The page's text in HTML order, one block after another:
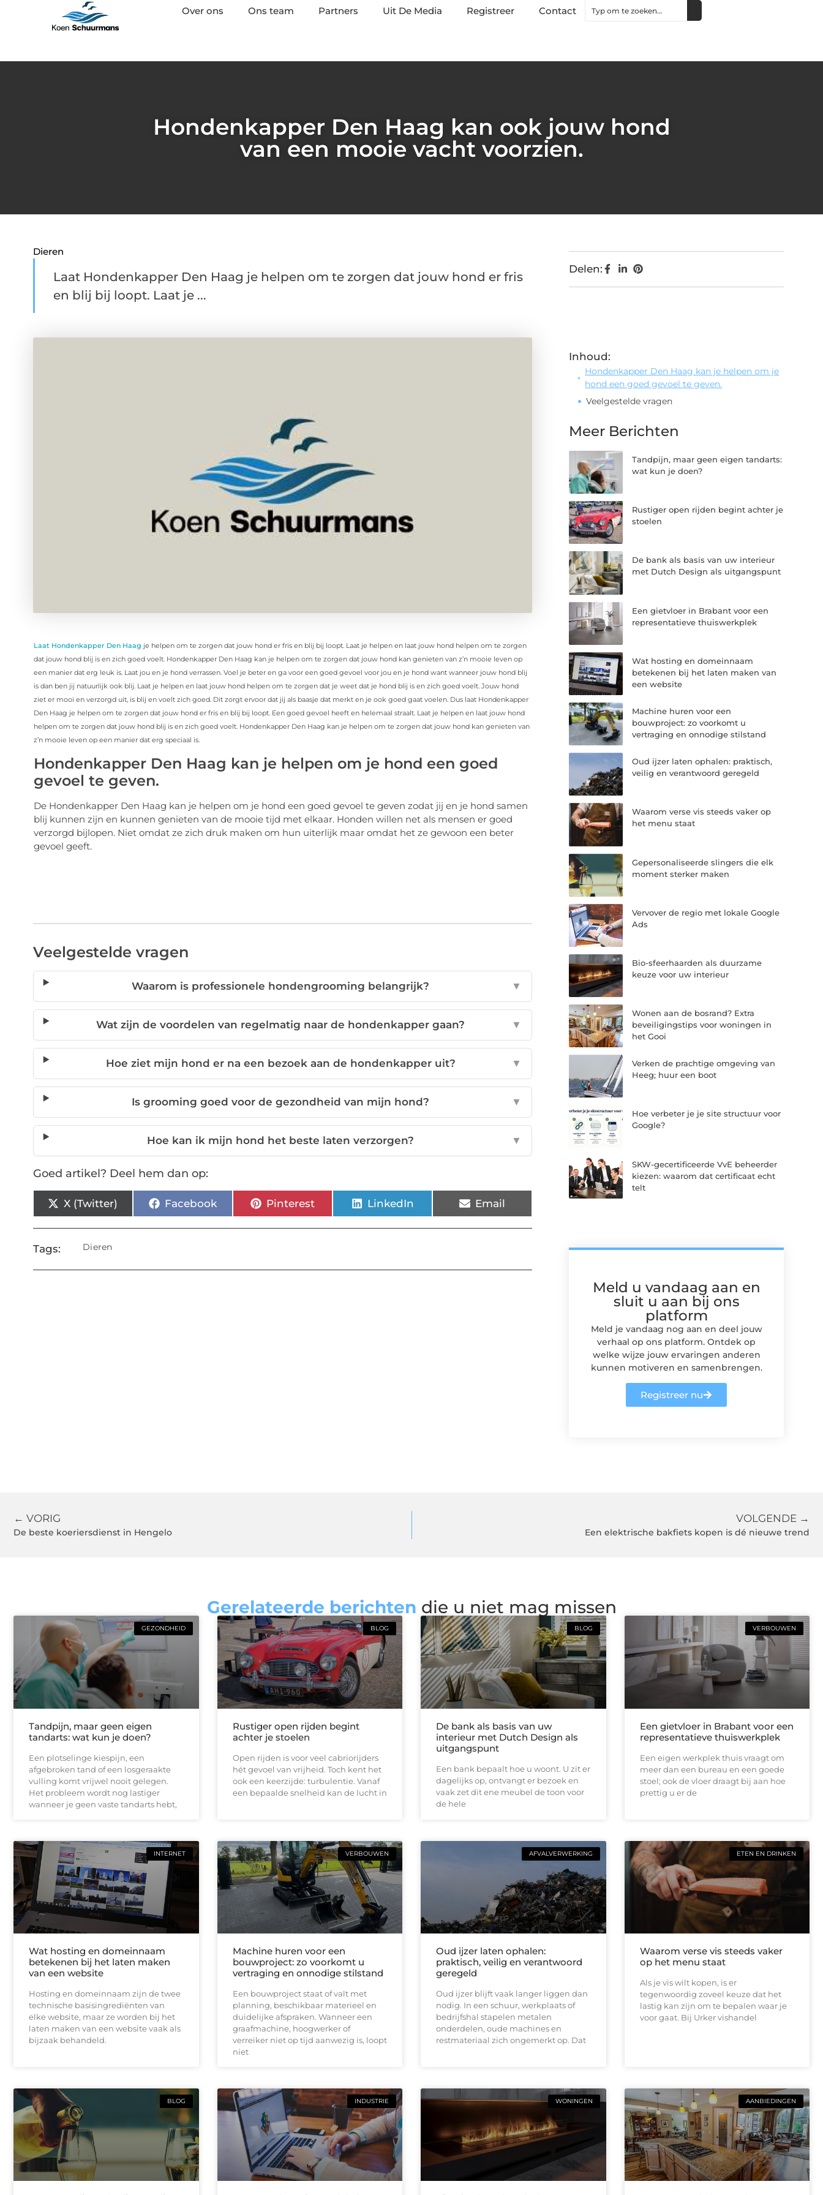
Over ons Ons team Partners Uit De Media Registreer Contact
Hondenkapper Den Haag kan ook jouw hond
van een mooie vacht voorzien.
Dieren
Laat Hondenkapper Den Haag je helpen om te zorgen dat jouw hond er fris
en blij bij loopt. Laat je ...
Laat Hondenkapper Den Haag je helpen om te zorgen dat jouw hond er fris en blij bij loopt. Laat je helpen en laat jouw hond helpen om te zorgen
dat jouw hond blij is en zich goed voelt. Hondenkapper Den Haag kan je helpen om te zorgen dat jouw hond kan genieten van z’n mooie leven op
een manier dat erg leuk is. Laat jou en je hond verrassen. Voel je beter en ga voor een goed gevoel voor jou en je hond want wanneer jouw hond blij
is dan ben jij natuurlijk ook blij. Laat je helpen en laat jouw hond helpen om te zorgen dat je weet dat je hond blij is en zich goed voelt. Jouw hond
ziet er mooi en verzorgd uit, is blij en voelt zich goed. Dit zorgt ervoor dat jij als baasje dat merkt en je ook goed gaat voelen. Dus laat Hondenkapper
Den Haag je helpen om te zorgen dat jouw hond er fris en blij bij loopt. Een goed gevoel heeft en helemaal straalt. Laat je helpen en laat jouw hond
helpen om te zorgen dat jouw hond blij is en zich goed voelt. Hondenkapper Den Haag kan je helpen om te zorgen dat jouw hond kan genieten van
z’n mooie leven op een manier dat erg speciaal is.
Hondenkapper Den Haag kan je helpen om je hond een goed
gevoel te geven.
De Hondenkapper Den Haag kan je helpen om je hond een goed gevoel te geven zodat jij en je hond samen
blij kunnen zijn en kunnen genieten van de mooie tijd met elkaar. Honden willen net als mensen er goed
verzorgd bijlopen. Niet omdat ze zich druk maken om hun uiterlijk maar omdat het ze gewoon een beter
gevoel geeft.
Veelgestelde vragen
Waarom is professionele hondengrooming belangrijk? ▼
Wat zijn de voordelen van regelmatig naar de hondenkapper gaan? ▼
Hoe ziet mijn hond er na een bezoek aan de hondenkapper uit? ▼
Is grooming goed voor de gezondheid van mijn hond? ▼
Hoe kan ik mijn hond het beste laten verzorgen? ▼
Goed artikel? Deel hem dan op:
X (Twitter) Facebook Pinterest LinkedIn Email
Tags: Dieren
Delen:
Inhoud:
Hondenkapper Den Haag kan je helpen om je
hond een goed gevoel te geven.
Veelgestelde vragen
Meer Berichten
Tandpijn, maar geen eigen tandarts:
wat kun je doen?
Rustiger open rijden begint achter je
stoelen
De bank als basis van uw interieur
met Dutch Design als uitgangspunt
Een gietvloer in Brabant voor een
representatieve thuiswerkplek
Wat hosting en domeinnaam
betekenen bij het laten maken van
een website
Machine huren voor een
bouwproject: zo voorkomt u
vertraging en onnodige stilstand
Oud ijzer laten ophalen: praktisch,
veilig en verantwoord geregeld
Waarom verse vis steeds vaker op
het menu staat
Gepersonaliseerde slingers die elk
moment sterker maken
Vervover de regio met lokale Google
Ads
Bio-sfeerhaarden als duurzame
keuze voor uw interieur
Wonen aan de bosrand? Extra
beveiligingstips voor woningen in
het Gooi
Verken de prachtige omgeving van
Heeg; huur een boot
Hoe verbeter je je site structuur voor
Google?
SKW-gecertificeerde VvE beheerder
kiezen: waarom dat certificaat echt
telt
Meld u vandaag aan en
sluit u aan bij ons
platform
Meld je vandaag nog aan en deel jouw
verhaal op ons platform. Ontdek op
welke wijze jouw ervaringen anderen
kunnen motiveren en samenbrengen.
Registreer nu
← VORIG
De beste koeriersdienst in Hengelo
VOLGENDE →
Een elektrische bakfiets kopen is dé nieuwe trend
Gerelateerde berichten die u niet mag missen
GEZONDHEID
Tandpijn, maar geen eigen
tandarts: wat kun je doen?
Een plotselinge kiespijn, een
afgebroken tand of een losgeraakte
vulling komt vrijwel nooit gelegen.
Het probleem wordt nog lastiger
wanneer je geen vaste tandarts hebt,
BLOG
Rustiger open rijden begint
achter je stoelen
Open rijden is voor veel cabriorijders
hét gevoel van vrijheid. Toch kent het
ook een keerzijde: turbulentie. Vanaf
een bepaalde snelheid kan de lucht in
BLOG
De bank als basis van uw
interieur met Dutch Design als
uitgangspunt
Een bank bepaalt hoe u woont. U zit er
dagelijks op, ontvangt er bezoek en
vaak zet dit ene meubel de toon voor
de hele
VERBOUWEN
Een gietvloer in Brabant voor een
representatieve thuiswerkplek
Een eigen werkplek thuis vraagt om
meer dan een bureau en een goede
stoel; ook de vloer draagt bij aan hoe
prettig u er de
INTERNET
Wat hosting en domeinnaam
betekenen bij het laten maken
van een website
Hosting en domeinnaam zijn de twee
technische basisingrediënten van
elke website, maar ze worden bij het
laten maken van een website vaak als
bijzaak behandeld.
VERBOUWEN
Machine huren voor een
bouwproject: zo voorkomt u
vertraging en onnodige stilstand
Een bouwproject staat of valt met
planning, beschikbaar materieel en
duidelijke afspraken. Wanneer een
graafmachine, hoogwerker of
verreiker niet op tijd aanwezig is, loopt
niet
AFVALVERWERKING
Oud ijzer laten ophalen:
praktisch, veilig en verantwoord
geregeld
Oud ijzer blijft vaak langer liggen dan
nodig. In een schuur, werkplaats of
bedrijfshal stapelen metalen
onderdelen, oude machines en
restmateriaal zich ongemerkt op. Dat
ETEN EN DRINKEN
Waarom verse vis steeds vaker
op het menu staat
Als je vis wilt kopen, is er
tegenwoordig zoveel keuze dat het
lastig kan zijn om te bepalen waar je
voor gaat. Bij Urker vishandel
BLOG INDUSTRIE WONINGEN AANBIEDINGEN